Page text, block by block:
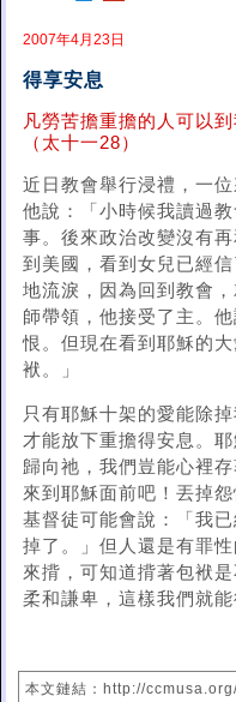
2007年4月23日
得享安息
凡勞苦擔重擔的人可以
（太十一28）
近日教會舉行浸禮，一
他說：「小時候我讀過
事。後來政治改變沒有
到美國，看到女兒已經
地流淚，因為回到教會
師帶領，他接受了主。
恨。但現在看到耶穌的
袱。」
只有耶穌十架的愛能除
才能放下重擔得安息。
歸向祂，我們豈能心裡
來到耶穌面前吧！丟掉
基督徒可能會說：「我
掉了。」但人還是有罪
來揹，可知道揹著包袱
柔和謙卑，這樣我們就能
本文鏈結：http://